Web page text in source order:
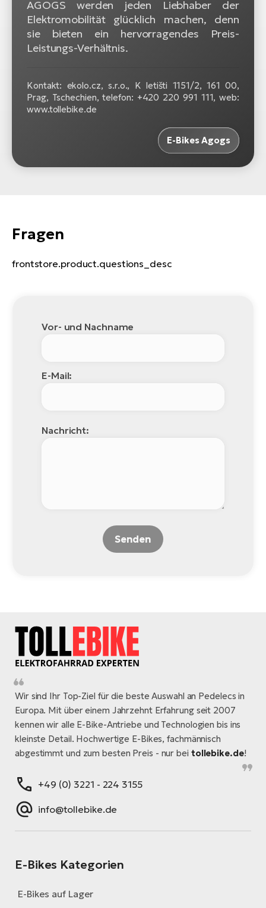
AGOGS werden jeden Liebhaber der
Elektromobilität glücklich machen, denn
sie bieten ein hervorragendes Preis-
Leistungs-Verhältnis.
Kontakt: ekolo.cz, s.r.o., K letišti 1151/2, 161 00,
Prag, Tschechien, telefon: +420 220 991 111, web:
www.tollebike.de
E-Bikes Agogs
Fragen
frontstore.product.questions_desc
Vor- und Nachname
E-Mail:
Nachricht:
Senden
Wir sind Ihr Top-Ziel für die beste Auswahl an Pedelecs in
Europa. Mit über einem Jahrzehnt Erfahrung seit 2007
kennen wir alle E-Bike-Antriebe und Technologien bis ins
kleinste Detail. Hochwertige E-Bikes, fachmännisch
abgestimmt und zum besten Preis - nur bei tollebike.de!
+49 (0) 3221 - 224 3155
info@tollebike.de
E-Bikes Kategorien
E-Bikes auf Lager